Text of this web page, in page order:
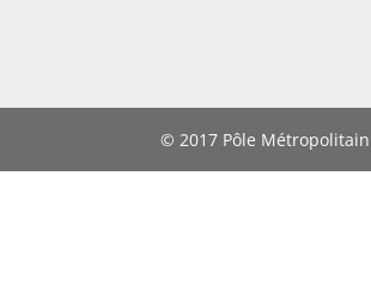
© 2017 Pôle